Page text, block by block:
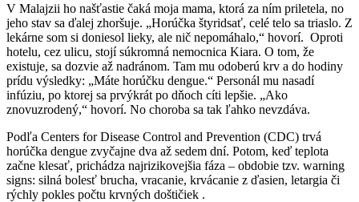
V Malajzii ho našťastie čaká moja mama, ktorá za ním priletela, no
jeho stav sa ďalej zhoršuje. „Horúčka štyridsať, celé telo sa triaslo. Z
lekárne som si doniesol lieky, ale nič nepomáhalo,“ hovorí. Oproti
hotelu, cez ulicu, stojí súkromná nemocnica Kiara. O tom, že
existuje, sa dozvie až nadránom. Tam mu odoberú krv a do hodiny
prídu výsledky: „Máte horúčku dengue.“ Personál mu nasadí
infúziu, po ktorej sa prvýkrát po dňoch cíti lepšie. „Ako
znovuzrodený,“ hovorí. No choroba sa tak ľahko nevzdáva.
Podľa Centers for Disease Control and Prevention (CDC) trvá
horúčka dengue zvyčajne dva až sedem dní. Potom, keď teplota
začne klesať, prichádza najrizikovejšia fáza – obdobie tzv. warning
signs: silná bolesť brucha, vracanie, krvácanie z ďasien, letargia či
rýchly pokles počtu krvných doštičiek .